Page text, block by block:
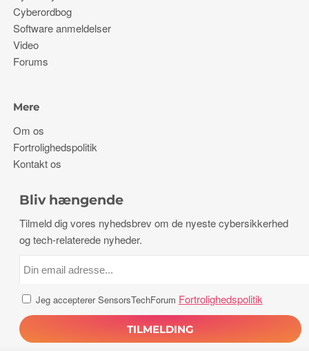
Cyberordbog
Software anmeldelser
Video
Forums
Mere
Om os
Fortrolighedspolitik
Kontakt os
Bliv hængende
Tilmeld dig vores nyhedsbrev om de nyeste cybersikkerhed
og tech-relaterede nyheder.
Jeg accepterer SensorsTechForum Fortrolighedspolitik